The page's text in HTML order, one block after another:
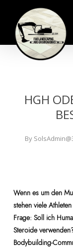
main
content
HGH
By
Wenn es um den
stehen viele
Frage: Soll ich
Steroide
Bodybuilding-